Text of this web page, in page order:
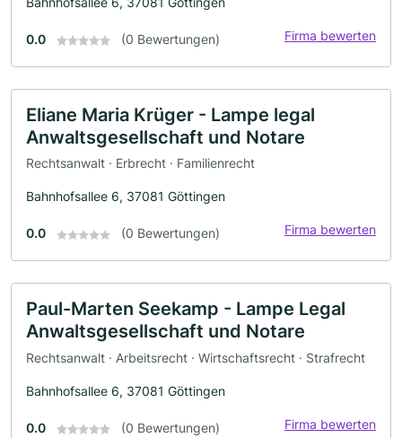
0.0 (0 Bewertungen) Firma bewerten
Eliane Maria Krüger - Lampe legal
Anwaltsgesellschaft und Notare
Rechtsanwalt · Erbrecht · Familienrecht
Bahnhofsallee 6, 37081 Göttingen
0.0 (0 Bewertungen) Firma bewerten
Paul-Marten Seekamp - Lampe Legal
Anwaltsgesellschaft und Notare
Rechtsanwalt · Arbeitsrecht · Wirtschaftsrecht · Strafrecht
Bahnhofsallee 6, 37081 Göttingen
0.0 (0 Bewertungen) Firma bewerten